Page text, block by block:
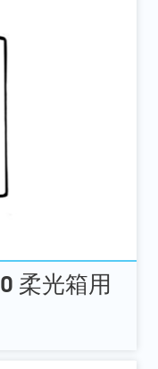
柔光箱用